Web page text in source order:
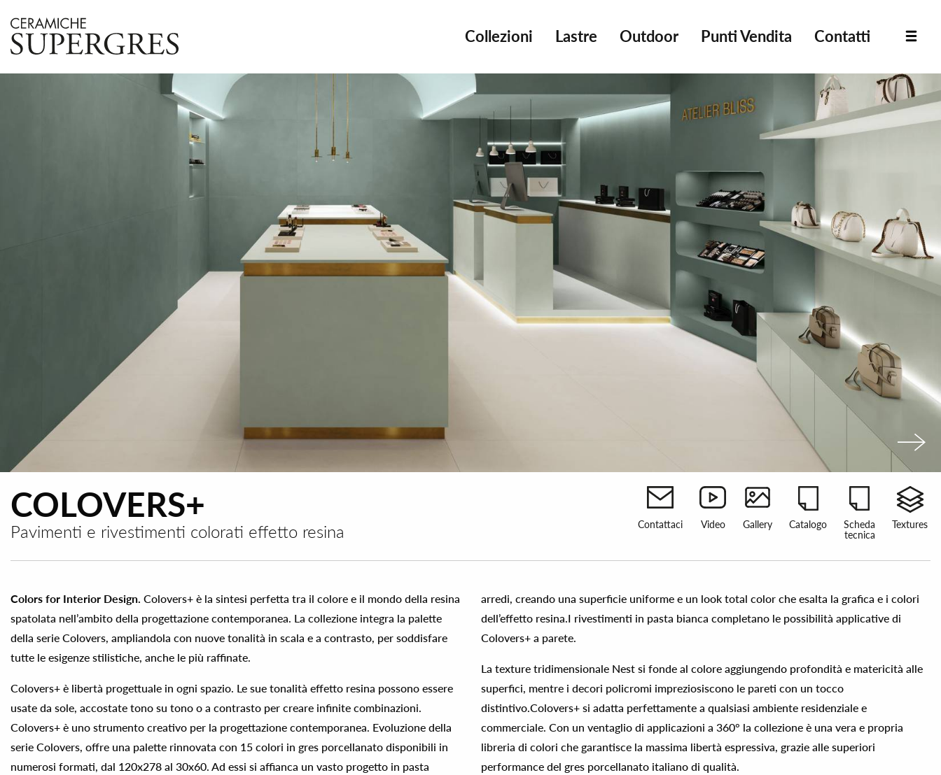
Collezioni Lastre Outdoor Punti Vendita Contatti
COLOVERS+
Pavimenti e rivestimenti colorati effetto resina Contattaci Video Gallery Catalogo
Scheda
tecnica
Textures
Colors for Interior Design. Colovers+ è la sintesi perfetta tra il colore e il mondo della resina
spatolata nell’ambito della progettazione contemporanea. La collezione integra la palette
della serie Colovers, ampliandola con nuove tonalità in scala e a contrasto, per soddisfare
tutte le esigenze stilistiche, anche le più raffinate.
Colovers+ è libertà progettuale in ogni spazio. Le sue tonalità effetto resina possono essere
usate da sole, accostate tono su tono o a contrasto per creare infinite combinazioni.
Colovers+ è uno strumento creativo per la progettazione contemporanea. Evoluzione della
serie Colovers, offre una palette rinnovata con 15 colori in gres porcellanato disponibili in
numerosi formati, dal 120x278 al 30x60. Ad essi si affianca un vasto progetto in pasta
arredi, creando una superficie uniforme e un look total color che esalta la grafica e i colori
dell’effetto resina.I rivestimenti in pasta bianca completano le possibilità applicative di
Colovers+ a parete.
La texture tridimensionale Nest si fonde al colore aggiungendo profondità e matericità alle
superfici, mentre i decori policromi impreziosiscono le pareti con un tocco
distintivo.Colovers+ si adatta perfettamente a qualsiasi ambiente residenziale e
commerciale. Con un ventaglio di applicazioni a 360° la collezione è una vera e propria
libreria di colori che garantisce la massima libertà espressiva, grazie alle superiori
performance del gres porcellanato italiano di qualità.